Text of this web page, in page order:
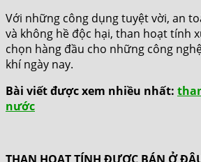
Với những công dụng tuyệt vời, an
và không hề độc hại, than hoạt tính
chọn hàng đầu cho những công
khí ngày nay.
Bài viết được xem nhiều nhất:
nước